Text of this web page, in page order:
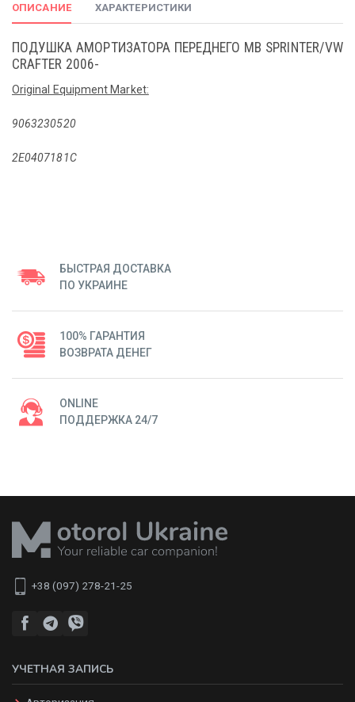
ОПИСАНИЕ ХАРАКТЕРИСТИКИ
ПОДУШКА АМОРТИЗАТОРА ПЕРЕДНЕГО MB SPRINTER/VW
CRAFTER 2006-
Original Equipment Market:
9063230520
2E0407181C
БЫСТРАЯ ДОСТАВКА
ПО УКРАИНЕ
100% ГАРАНТИЯ
ВОЗВРАТА ДЕНЕГ
ONLINE
ПОДДЕРЖКА 24/7
+38 (097) 278-21-25
УЧЕТНАЯ ЗАПИСЬ